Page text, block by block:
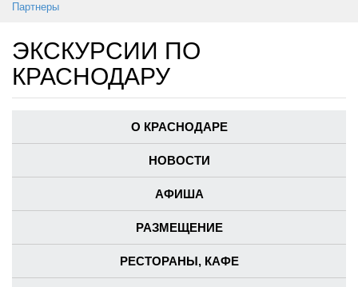
Партнеры
ЭКСКУРСИИ ПО
КРАСНОДАРУ
О КРАСНОДАРЕ
НОВОСТИ
АФИША
РАЗМЕЩЕНИЕ
РЕСТОРАНЫ, КАФЕ